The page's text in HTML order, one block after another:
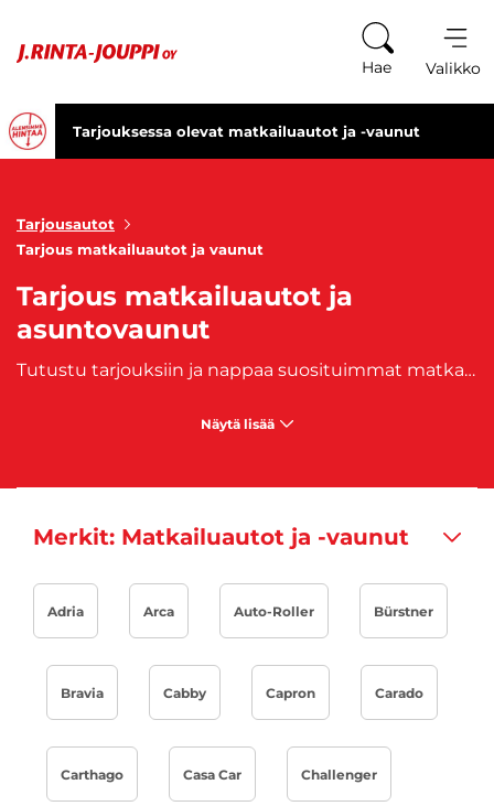
Hae Valikko
Tarjouksessa olevat matkailuautot ja -vaunut
Tarjousautot
Tarjous matkailuautot ja vaunut
Tarjous matkailuautot ja
asuntovaunut
Tutustu tarjouksiin ja nappaa suosituimmat matkailuautotarjoukset! J. Rinta-Joupilta löydät mahtavat matkailuautojen ja matkailuvaunujen tarjoushinnat, karavaanialennukset, sekä ale-hintaiset asuntoautot ja asuntovaunut monipuolisesta caravan-valikoimasta. Katso vaihtuvat matkailuajoneuvojen, matkailuautojen ja asuntovaunujen tarjoukset ja tee todellinen karavaanilöytö ostamalla itsellesi laadukas matkailuajoneuvo tarjoushintaan! Edullinen "matkis" on mahdollista saada kotiisi myös nopealla j. kotiintoimituksella. Tutustu kaikkiin J. Rinta-Joupin voimassa oleviin
Näytä lisää
Merkit: Matkailuautot ja -vaunut
Adria Arca Auto-Roller Bürstner
Bravia Cabby Capron Carado
Carthago Casa Car Challenger